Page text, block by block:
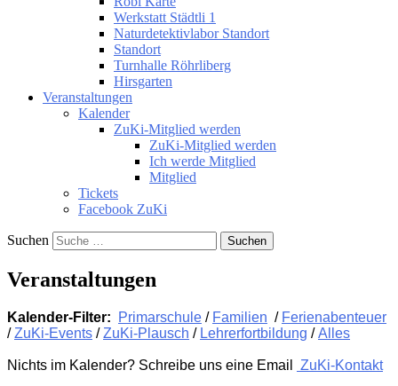
Werkstatt Städtli 1
Naturdetektivlabor Standort
Standort
Turnhalle Röhrliberg
Hirsgarten
Veranstaltungen
Kalender
ZuKi-Mitglied werden
ZuKi-Mitglied werden
Ich werde Mitglied
Mitglied
Tickets
Facebook ZuKi
Suchen
Veranstaltungen
Kalender-Filter: Primarschule / Familien / Ferienabenteuer
/ZuKi-Events /ZuKi-Plausch / Lehrerfortbildung /Alles
Nichts im Kalender? Schreibe uns eine Email
ZuKi-Kontakt